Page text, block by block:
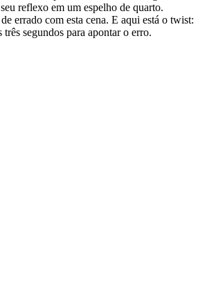
reflexo em um espelho de quarto.
errado com esta cena. E aqui está o twist:
três segundos para apontar o erro.